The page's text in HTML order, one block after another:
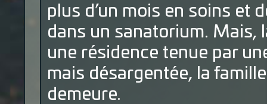
plus d’un mois en soins et
dans un sanatorium. Mais,
une résidence tenue par
mais désargentée, la
demeure.